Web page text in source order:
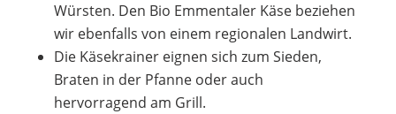
Würsten. Den Bio Emmentaler Käse beziehen
wir ebenfalls von einem regionalen Landwirt.
Die Käsekrainer eignen sich zum Sieden,
Braten in der Pfanne oder auch
hervorragend am Grill.